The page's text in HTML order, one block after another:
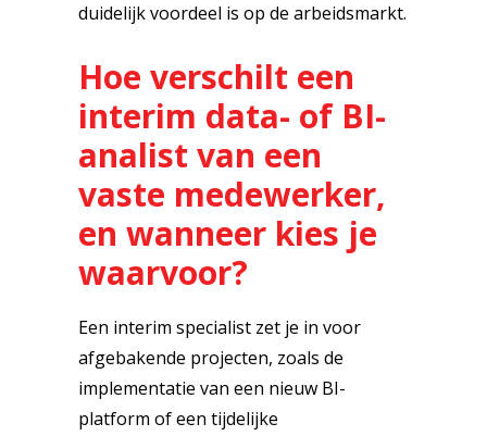
duidelijk voordeel is op de arbeidsmarkt.
Hoe verschilt een
interim data- of BI-
analist van een
vaste medewerker,
en wanneer kies je
waarvoor?
Een interim specialist zet je in voor
afgebakende projecten, zoals de
implementatie van een nieuw BI-
platform of een tijdelijke